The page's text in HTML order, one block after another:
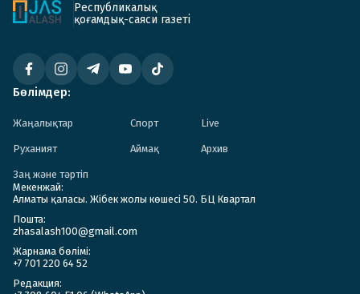
Республикалық
қоғамдық-саяси газеті
Бөлімдер:
Жаңалықтар Спорт Live
Руханият Аймақ Архив
Заң және тәртіп
Мекенжай:
Алматы қаласы. Жібек жолы көшесі 50. БЦ Квартал
Пошта:
zhasalash100@gmail.com
Жарнама бөлімі:
+7 701 220 64 52
Редакция: